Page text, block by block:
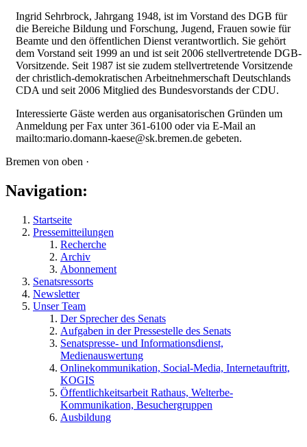
Ingrid Sehrbrock, Jahrgang 1948, ist im Vorstand des DGB für
die Bereiche Bildung und Forschung, Jugend, Frauen sowie für
Beamte und den öffentlichen Dienst verantwortlich. Sie gehört
dem Vorstand seit 1999 an und ist seit 2006 stellvertretende DGB-
Vorsitzende. Seit 1987 ist sie zudem stellvertretende Vorsitzende
der christlich-demokratischen Arbeitnehmerschaft Deutschlands
CDA und seit 2006 Mitglied des Bundesvorstands der CDU.
Interessierte Gäste werden aus organisatorischen Gründen um
Anmeldung per Fax unter 361-6100 oder via E-Mail an
mailto:mario.domann-kaese@sk.bremen.de gebeten.
Bremen von oben ·
Navigation:
Startseite
Pressemitteilungen
Recherche
Archiv
Abonnement
Senatsressorts
Newsletter
Unser Team
Der Sprecher des Senats
Aufgaben in der Pressestelle des Senats
Senatspresse- und Informationsdienst,
Medienauswertung
Onlinekommunikation, Social-Media, Internetauftritt,
KOGIS
Öffentlichkeitsarbeit Rathaus, Welterbe-
Kommunikation, Besuchergruppen
Ausbildung